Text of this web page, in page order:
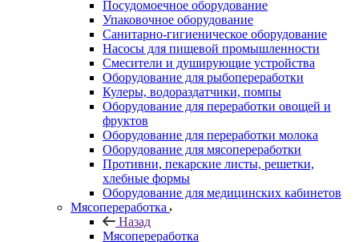
Посудомоечное оборудование
Упаковочное оборудование
Санитарно-гигиеническое оборудование
Насосы для пищевой промышленности
Смесители и душирующие устройства
Оборудование для рыбопереработки
Кулеры, водораздатчики, помпы
Оборудование для переработки овощей и
фруктов
Оборудование для переработки молока
Оборудование для мясопереработки
Противни, пекарские листы, решетки,
хлебные формы
Оборудование для медицинских кабинетов
Мясопереработка
Назад
Мясопереработка